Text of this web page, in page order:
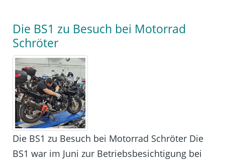
Die BS1 zu Besuch bei Motorrad
Schröter
Die BS1 zu Besuch bei Motorrad Schröter Die
BS1 war im Juni zur Betriebsbesichtigung bei